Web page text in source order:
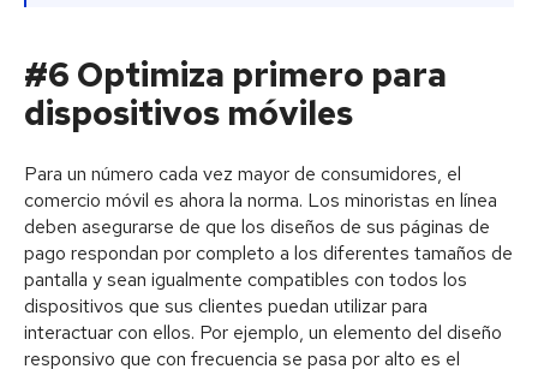
#6 Optimiza primero para
dispositivos móviles
Para un número cada vez mayor de consumidores, el
comercio móvil es ahora la norma. Los minoristas en línea
deben asegurarse de que los diseños de sus páginas de
pago respondan por completo a los diferentes tamaños de
pantalla y sean igualmente compatibles con todos los
dispositivos que sus clientes puedan utilizar para
interactuar con ellos. Por ejemplo, un elemento del diseño
responsivo que con frecuencia se pasa por alto es el